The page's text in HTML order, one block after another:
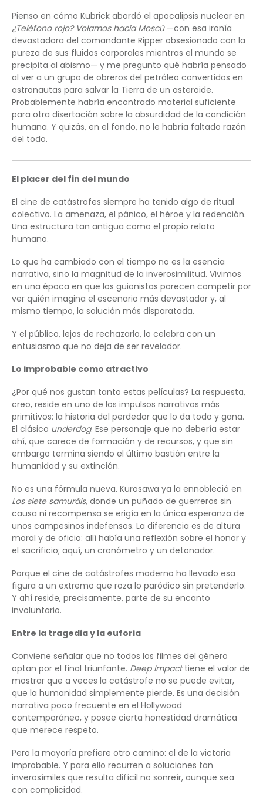
Pienso en cómo Kubrick abordó el apocalipsis nuclear en
¿Teléfono rojo? Volamos hacia Moscú—con esa ironía
devastadora del comandante Ripper obsesionado con la
pureza de sus fluidos corporales mientras el mundo se
precipita al abismo— y me pregunto qué habría pensado
al ver a un grupo de obreros del petróleo convertidos en
astronautas para salvar la Tierra de un asteroide.
Probablemente habría encontrado material suficiente
para otra disertación sobre la absurdidad de la condición
humana. Y quizás, en el fondo, no le habría faltado razón
del todo.
El placer del fin del mundo
El cine de catástrofes siempre ha tenido algo de ritual
colectivo. La amenaza, el pánico, el héroe y la redención.
Una estructura tan antigua como el propio relato
humano.
Lo que ha cambiado con el tiempo no es la esencia
narrativa, sino la magnitud de la inverosimilitud. Vivimos
en una época en que los guionistas parecen competir por
ver quién imagina el escenario más devastador y, al
mismo tiempo, la solución más disparatada.
Y el público, lejos de rechazarlo, lo celebra con un
entusiasmo que no deja de ser revelador.
Lo improbable como atractivo
¿Por qué nos gustan tanto estas películas? La respuesta,
creo, reside en uno de los impulsos narrativos más
primitivos: la historia del perdedor que lo da todo y gana.
El clásico underdog. Ese personaje que no debería estar
ahí, que carece de formación y de recursos, y que sin
embargo termina siendo el último bastión entre la
humanidad y su extinción.
No es una fórmula nueva. Kurosawa ya la ennobleció en
Los siete samuráis, donde un puñado de guerreros sin
causa ni recompensa se erigía en la única esperanza de
unos campesinos indefensos. La diferencia es de altura
moral y de oficio: allí había una reflexión sobre el honor y
el sacrificio; aquí, un cronómetro y un detonador.
Porque el cine de catástrofes moderno ha llevado esa
figura a un extremo que roza lo paródico sin pretenderlo.
Y ahí reside, precisamente, parte de su encanto
involuntario.
Entre la tragedia y la euforia
Conviene señalar que no todos los filmes del género
optan por el final triunfante. Deep Impacttiene el valor de
mostrar que a veces la catástrofe no se puede evitar,
que la humanidad simplemente pierde. Es una decisión
narrativa poco frecuente en el Hollywood
contemporáneo, y posee cierta honestidad dramática
que merece respeto.
Pero la mayoría prefiere otro camino: el de la victoria
improbable. Y para ello recurren a soluciones tan
inverosímiles que resulta difícil no sonreír, aunque sea
con complicidad.